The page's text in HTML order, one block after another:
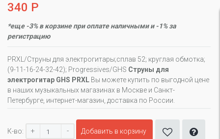
340 Р
*еще -3% в корзине при оплате наличными и -1% за
регистрацию
PRXL/Струны для электрогитары;сплав 52; круглая обмотка;
(9-11-16-24-32-42); Progressives/GHS Cтруны для
электрогитар GHS PRXL Вы можете купить по выгодной цене
в наших музыкальных магазинах в Москве и Санкт-
Петербурге, интернет-магазин, доставка по России.
К-во: + - Добавить в корзину